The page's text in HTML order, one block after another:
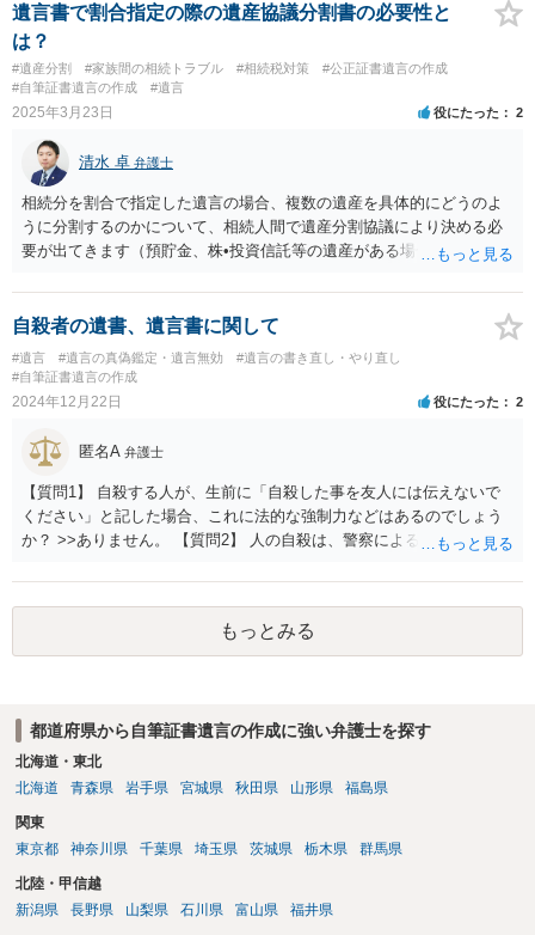
遺言書で割合指定の際の遺産協議分割書の必要性と
は？
#遺産分割 #家族間の相続トラブル #相続税対策
#公正証書遺言の作成
#自筆証書遺言の作成
#遺言
2025年3月23日 役にたった 2
清水 卓 弁護士
相続分を割合で指定した遺言の場合、複数の遺産を具体的にどうのよ
うに分割するのかについて、相続人間で遺産分割協議により決める必
要が出てきます（預貯金、株•投資信託等の遺産がある場合に、どの遺
投資信託は他の相続人にというような分け方をするのか等について
は、相続人間で遺産分割協議により決める必要があります）。
自殺者の遺書、遺言書に関して
#遺言 #遺言の真偽鑑定・遺言無効
#遺言の書き直し・やり直し
#自筆証書遺言の作成
2024年12月22日 役にたった 2
匿名A 弁護士
【質問1】 自殺する人が、生前に「自殺した事を友人には伝えないで
ください」と記した場合、これに法的な強制力などはあるのでしょう
か？ >>ありません。 【質問2】 人の自殺は、警察による連絡などで、
母まで、叔父叔母まで、など >>配偶者・子・両親など近しいところま
では連絡がいくでしょう。また、その人たちが他の親族に話をするか
もしれません。 【質問3】 なるべく自殺の事を周囲の人間に広めない
ようにするには、自殺者は生前の遺書にどんな事を記載すればよいの
みのようですから、市役所または社会福祉協議会に一度必ずご相談さ
れてください。
もっとみる
都道府県から自筆証書遺言の作成に強い弁護士を探す
北海道・東北
北海道
青森県 岩手県 宮城県 秋田県 山形県 福島県
関東
東京都
神奈川県 千葉県 埼玉県 茨城県 栃木県 群馬県
北陸・甲信越
新潟県
長野県 山梨県 石川県 富山県 福井県